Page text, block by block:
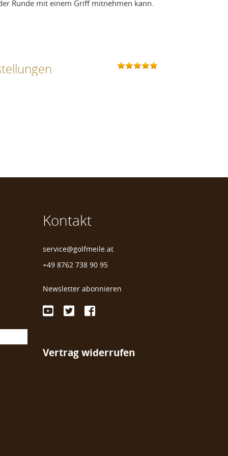
Runde mit einem Griff mitnehmen kann.
Kontakt
service@golfmeile.at
+49 8762 738 90 95
Newsletter abonnieren
Vertrag widerrufen